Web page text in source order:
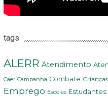
tags
ALERR Atendimento
Caer Campanha Combate Crianças
Emprego Escolas Estudantes